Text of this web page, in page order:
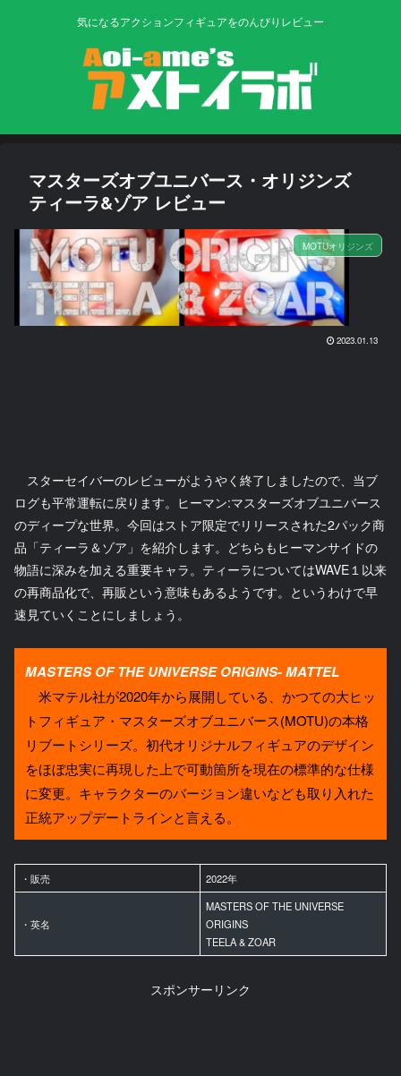
気になるアクションフィギュアをのんびりレビュー
マスターズオブユニバース・オリジンズ
ティーラ&ゾア レビュー
MOTUオリジンズ
2023.01.13
スターセイバーのレビューがようやく終了しましたので、当ブ
ログも平常運転に戻ります。ヒーマン:マスターズオブユニバース
のディープな世界。今回はストア限定でリリースされた2パック商
品「ティーラ＆ゾア」を紹介します。どちらもヒーマンサイドの
物語に深みを加える重要キャラ。ティーラについてはWAVE１以来
の再商品化で、再販という意味もあるようです。というわけで早
速見ていくことにしましょう。
MASTERS OF THE UNIVERSE ORIGINS- MATTEL
米マテル社が2020年から展開している、かつての大ヒッ
トフィギュア・マスターズオブユニバース(MOTU)の本格
リブートシリーズ。初代オリジナルフィギュアのデザイン
をほぼ忠実に再現した上で可動箇所を現在の標準的な仕様
に変更。キャラクターのバージョン違いなども取り入れた
正統アップデートラインと言える。
・販売 2022年
・英名
MASTERS OF THE UNIVERSE
ORIGINS
TEELA & ZOAR
スポンサーリンク